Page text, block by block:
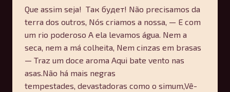
Que assim seja! Так будет! Não precisamos da
terra dos outros, Nós criamos a nossa, — E com
um rio poderoso A ela levamos água. Nem a
seca, nem a má colheita, Nem cinzas em brasas
— Traz um doce aroma Aqui bate vento nas
asas.Não há mais negras
tempestades, devastadoras como o simum,Vê-